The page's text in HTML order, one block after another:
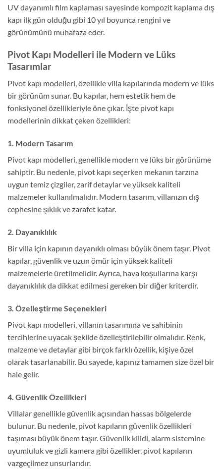
UV dayanımlı film kaplaması sayesinde kompozit kaplama dış
kapı ilk gün olduğu gibi 10 yıl boyunca rengini ve
görünümünü muhafaza eder.
Pivot Kapı Modelleri ile Modern ve Lüks
Tasarımlar
Pivot kapı modelleri, özellikle villa kapılarında modern ve lüks
bir görünüm sunar. Bu kapılar, hem estetik hem de
fonksiyonel özellikleriyle öne çıkar. İşte pivot kapı
modellerinin dikkat çeken özellikleri:
1. Modern Tasarım
Pivot kapı modelleri, genellikle modern ve lüks bir görünüme
sahiptir. Bu nedenle, pivot kapı seçerken mekanın tarzına
uygun temiz çizgiler, zarif detaylar ve yüksek kaliteli
malzemeler kullanılmalıdır. Modern tasarım, villanızın dış
cephesine şıklık ve zarafet katar.
2. Dayanıklılık
Bir villa için kapının dayanıklı olması büyük önem taşır. Pivot
kapılar, güvenlik ve uzun ömür için yüksek kaliteli
malzemelerle üretilmelidir. Ayrıca, hava koşullarına karşı
dayanıklılık da dikkat edilmesi gereken bir diğer kriterdir.
3. Özelleştirme Seçenekleri
Pivot kapı modelleri, villanın tasarımına ve sahibinin
tercihlerine uyacak şekilde özelleştirilebilir olmalıdır. Renk,
malzeme ve detaylar gibi birçok farklı özellik, kişiye özel
olarak tasarlanabilir. Bu sayede, kapınız tamamen size özel bir
hale gelir.
4. Güvenlik Özellikleri
Villalar genellikle güvenlik açısından hassas bölgelerde
bulunur. Bu nedenle, pivot kapıların güvenlik özellikleri
taşıması büyük önem taşır. Güvenlik kilidi, alarm sistemine
uyumluluk ve gizli kamera gibi özellikler, pivot kapıların
vazgeçilmez unsurlarıdır.